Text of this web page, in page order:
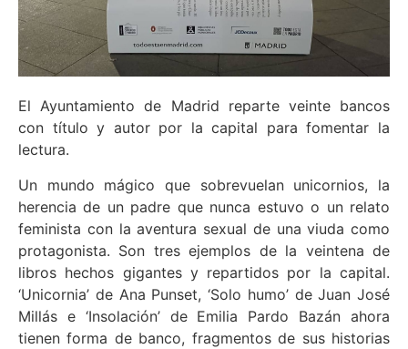
El Ayuntamiento de Madrid reparte veinte bancos
con título y autor por la capital para fomentar la
lectura.
Un mundo mágico que sobrevuelan unicornios, la
herencia de un padre que nunca estuvo o un relato
feminista con la aventura sexual de una viuda como
protagonista. Son tres ejemplos de la veintena de
libros hechos gigantes y repartidos por la capital.
‘Unicornia’ de Ana Punset, ‘Solo humo’ de Juan José
Millás e ‘Insolación’ de Emilia Pardo Bazán ahora
tienen forma de banco, fragmentos de sus historias